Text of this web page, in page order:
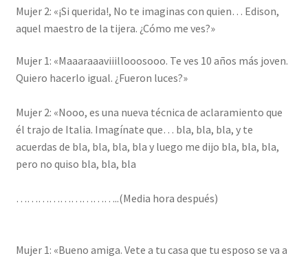
Mujer 2: «¡Si querida!, No te imaginas con quien… Edison,
aquel maestro de la tijera. ¿Cómo me ves?»
Mujer 1: «Maaaraaaviiillooosooo. Te ves 10 años más joven.
Quiero hacerlo igual. ¿Fueron luces?»
Mujer 2: «Nooo, es una nueva técnica de aclaramiento que
él trajo de Italia. Imagínate que… bla, bla, bla, y te
acuerdas de bla, bla, bla, bla y luego me dijo bla, bla, bla,
pero no quiso bla, bla, bla
………………………..(Media hora después)
Mujer 1: «Bueno amiga. Vete a tu casa que tu esposo se va a